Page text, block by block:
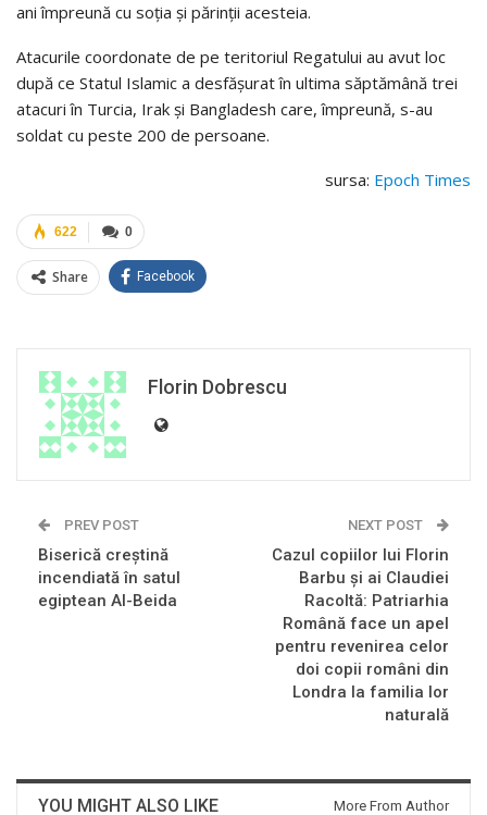
ani împreună cu soţia şi părinţii acesteia.
Atacurile coordonate de pe teritoriul Regatului au avut loc
după ce Statul Islamic a desfăşurat în ultima săptămână trei
atacuri în Turcia, Irak şi Bangladesh care, împreună, s-au
soldat cu peste 200 de persoane.
sursa: Epoch Times
0
622
Share Facebook
Florin Dobrescu
PREV POST
Biserică creştină
incendiată în satul
egiptean Al-Beida
NEXT POST
Cazul copiilor lui Florin
Barbu și ai Claudiei
Racoltă: Patriarhia
Română face un apel
pentru revenirea celor
doi copii români din
Londra la familia lor
naturală
YOU MIGHT ALSO LIKE More From Author